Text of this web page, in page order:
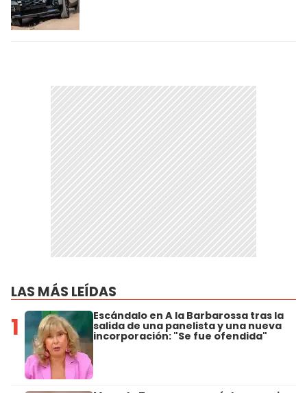
LAS MÁS LEÍDAS
1 Escándalo en A la Barbarossa tras la
salida de una panelista y una nueva
incorporación: "Se fue ofendida"